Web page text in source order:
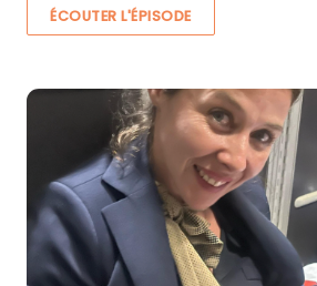
ÉCOUTER L'ÉPISODE